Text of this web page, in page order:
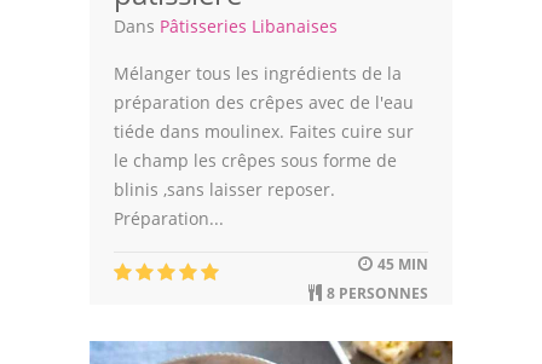
Dans Pâtisseries Libanaises
Mélanger tous les ingrédients de la
préparation des crêpes avec de l'eau
tiéde dans moulinex. Faites cuire sur
le champ les crêpes sous forme de
blinis ,sans laisser reposer.
Préparation...
45 MIN
8 PERSONNES